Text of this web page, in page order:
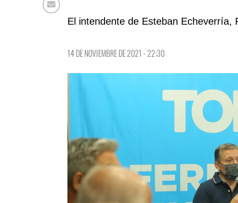
El intendente de Esteban Echeverría,
14 DE NOVIEMBRE DE 2021 - 22:30